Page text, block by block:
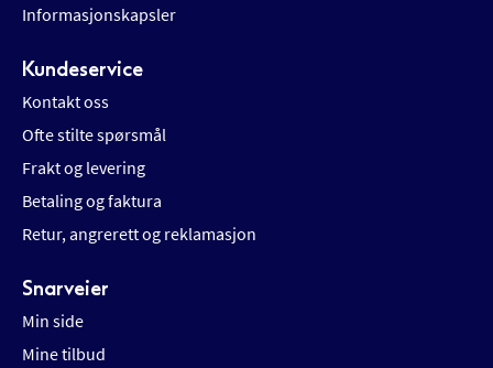
Informasjonskapsler
Kundeservice
Kontakt oss
Ofte stilte spørsmål
Frakt og levering
Betaling og faktura
Retur, angrerett og reklamasjon
Snarveier
Min side
Mine tilbud